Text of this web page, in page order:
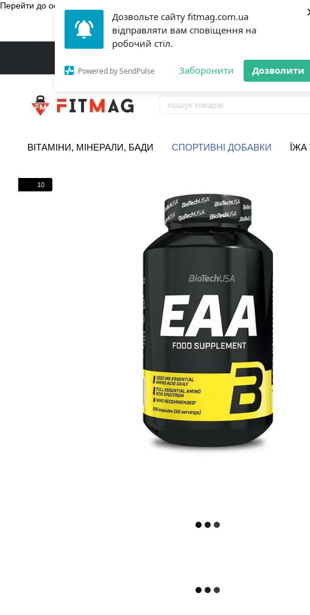
Дозвольте сайту fitmag.com.ua
відправляти вам сповіщення на
робочий стіл.
Powered by SendPulse Заборонити Дозволити
Перейти до основного контенту
БЕЗКОШТОВНА
ВІТАМІНИ, МІНЕРАЛИ, БАДИ СПОРТИВНІ ДОБАВКИ ЇЖА
10